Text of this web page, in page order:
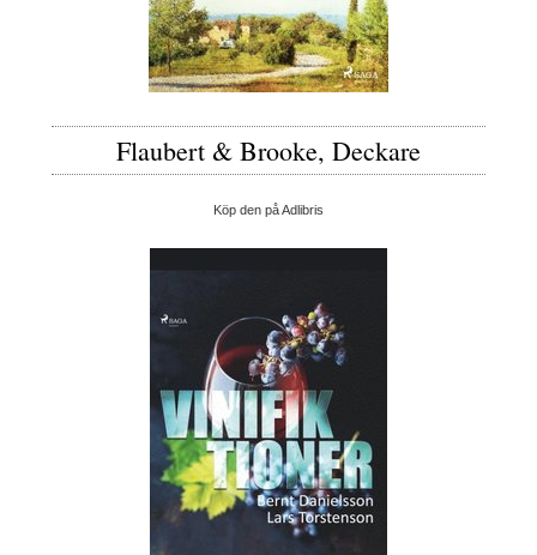
Flaubert & Brooke, Deckare
Köp den på Adlibris